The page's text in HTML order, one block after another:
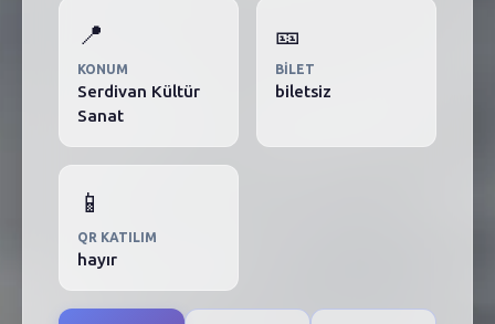
📍
KONUM
Serdivan Kültür
Sanat
🎫
BILET
biletsiz
📱
QR KATILIM
hayır